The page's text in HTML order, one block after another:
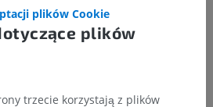
> Mózg>
przedłużony> Isota szara
Nie istnieją struktury powiązane
plików
plików Cookie
trzecie korzystają z plików